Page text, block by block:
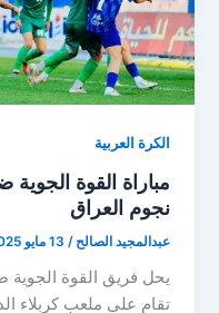
الدوري
العراقي
الكرة العربية
مباراة القوة
نجوم العراق
عبدالمجيد الصالح/ 13 مايو 2025
يحل فريق القوة الجوية
تقام على ملعب كربلاء الدولي